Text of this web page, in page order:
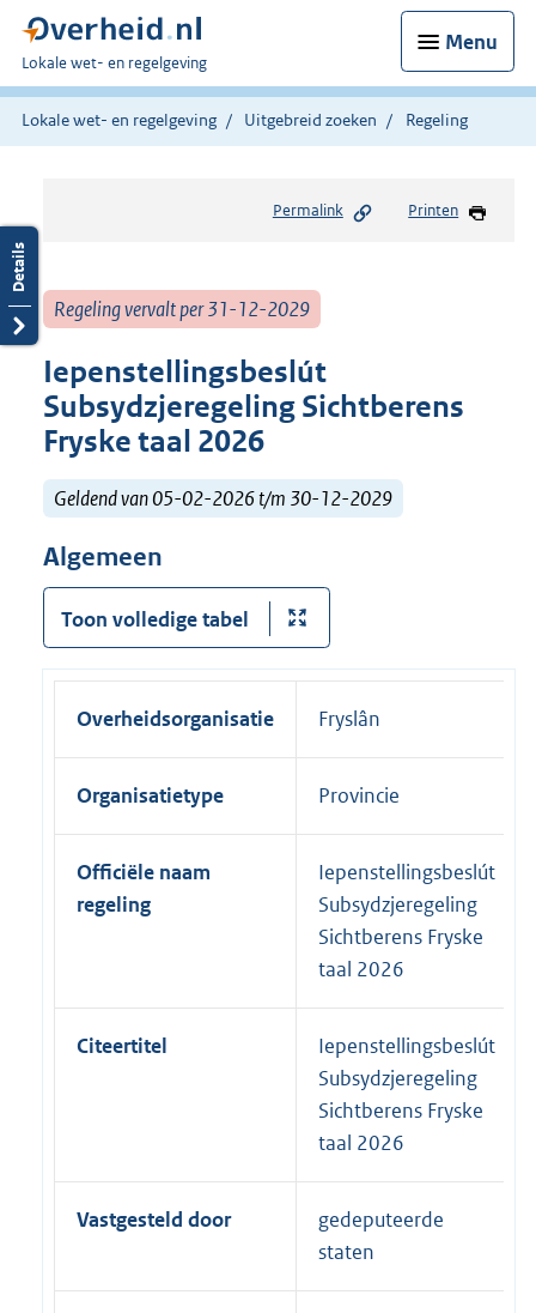
Menu
U
bent
hier:
Lokale wet- en regelgeving
Lokale wet- en regelgeving Uitgebreid zoeken Regeling
Permalink Printen
Regeling vervalt per 31-12-2029
Iepenstellingsbeslút
Subsydzjeregeling Sichtberens
Fryske taal 2026
Geldend van 05-02-2026 t/m 30-12-2029
Algemeen
Toon volledige tabel
Overheidsorganisatie Fryslân
Organisatietype Provincie
Officiële naam
regeling
Iepenstellingsbeslút
Subsydzjeregeling
Sichtberens Fryske
taal 2026
Citeertitel
Iepenstellingsbeslút
Subsydzjeregeling
Sichtberens Fryske
taal 2026
Vastgesteld door
gedeputeerde
staten